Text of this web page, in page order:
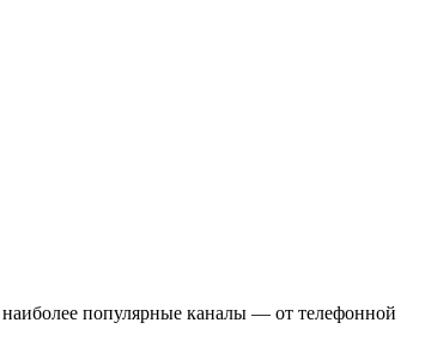
наиболее популярные каналы — от телефонной